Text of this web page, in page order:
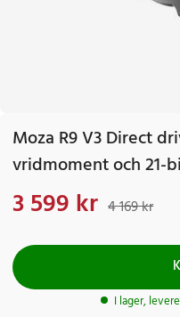
Moza R9 V3 Direct
vridmoment och 21-
Nuvarande pris:
3 599 kr 4 169 kr
I lager,